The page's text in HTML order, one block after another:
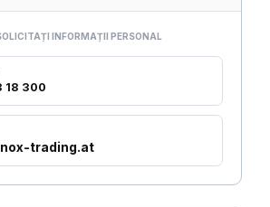
INFORMAȚII PERSONAL
18 300
trading.at